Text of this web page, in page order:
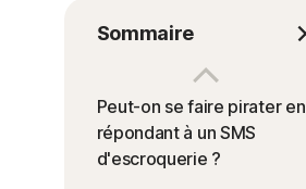
Sommaire
Peut-on se faire pirater en
répondant à un SMS
d'escroquerie ?